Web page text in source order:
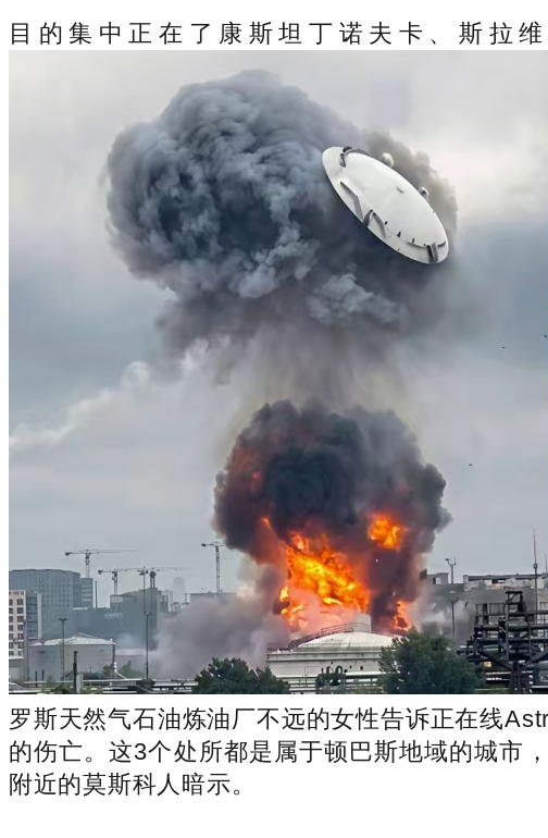
目的集中正在了康斯坦丁诺夫卡、斯拉
罗斯天然气石油炼油厂不远的女性告诉正在线
的伤亡。这3个处所都是属于顿巴斯地域的城市
附近的莫斯科人暗示。